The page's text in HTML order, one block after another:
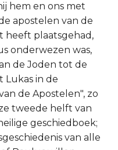
hem en ons met
apostelen van de
heeft plaatsgehad,
onderwezen was,
de Joden tot de
Lukas in de
de Apostelen", zo
tweede helft van
geschiedboek;
van alle